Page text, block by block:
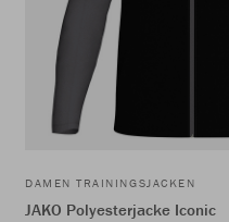
DAMEN TRAININGSJACKEN
JAKO Polyesterjacke Iconic